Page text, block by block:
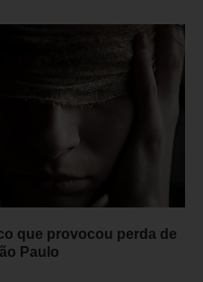
que provocou perda de
Paulo